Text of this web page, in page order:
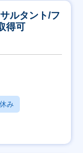
ルタント/フ
得可
み